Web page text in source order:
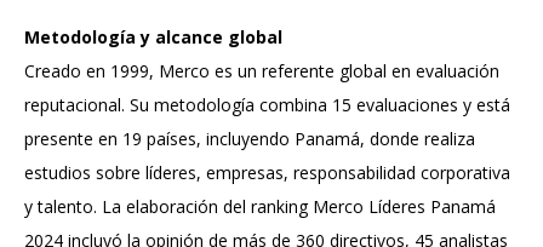
Metodología y alcance global
Creado en 1999, Merco es un referente global en evaluación
reputacional. Su metodología combina 15 evaluaciones y está
presente en 19 países, incluyendo Panamá, donde realiza
estudios sobre líderes, empresas, responsabilidad corporativa
y talento. La elaboración del ranking Merco Líderes Panamá
2024 incluyó la opinión de más de 360 directivos, 45 analistas